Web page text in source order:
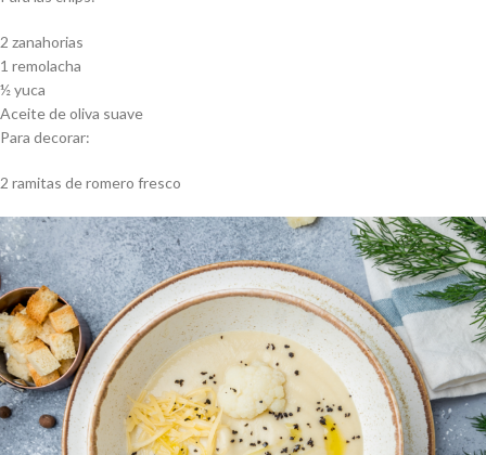
2 zanahorias
1 remolacha
½ yuca
Aceite de oliva suave
Para decorar:
2 ramitas de romero fresco